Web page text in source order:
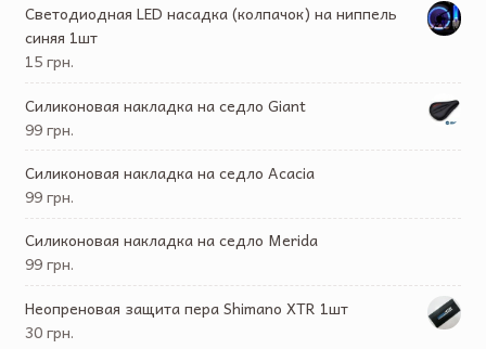
Светодиодная LED насадка (колпачок) на ниппель
синяя 1шт
15 грн.
Силиконовая накладка на седло Giant
99 грн.
Силиконовая накладка на седло Acacia
99 грн.
Силиконовая накладка на седло Merida
99 грн.
Неопреновая защита пера Shimano XTR 1шт
30 грн.